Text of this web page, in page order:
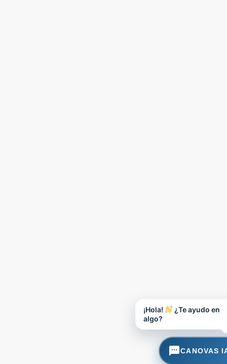
CANOVAS
¡Hola!
¿Te ayudo en
algo?